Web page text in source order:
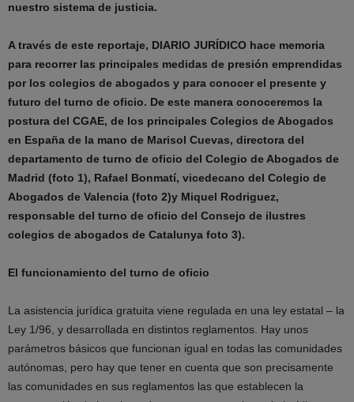
nuestro sistema de justicia.
A través de este reportaje, DIARIO JURÍDICO hace memoria
para recorrer las principales medidas de presión emprendidas
por los colegios de abogados y para conocer el presente y
futuro del turno de oficio. De este manera conoceremos la
postura del CGAE, de los principales Colegios de Abogados
en España de la mano de Marisol Cuevas, directora del
departamento de turno de oficio del Colegio de Abogados de
Madrid (foto 1), Rafael Bonmatí, vicedecano del Colegio de
Abogados de Valencia (foto 2)y Miquel Rodriguez,
responsable del turno de oficio del Consejo de ilustres
colegios de abogados de Catalunya foto 3).
El funcionamiento del turno de oficio
La asistencia jurídica gratuita viene regulada en una ley estatal – la
Ley 1/96, y desarrollada en distintos reglamentos. Hay unos
parámetros básicos que funcionan igual en todas las comunidades
autónomas, pero hay que tener en cuenta que son precisamente
las comunidades en sus reglamentos las que establecen la